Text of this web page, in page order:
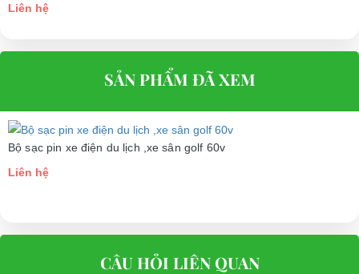
Liên hệ
SẢN PHẨM ĐÃ XEM
Bộ sạc pin xe điện du lịch ,xe sân golf 60v
Liên hệ
CÂU HỎI LIÊN QUAN